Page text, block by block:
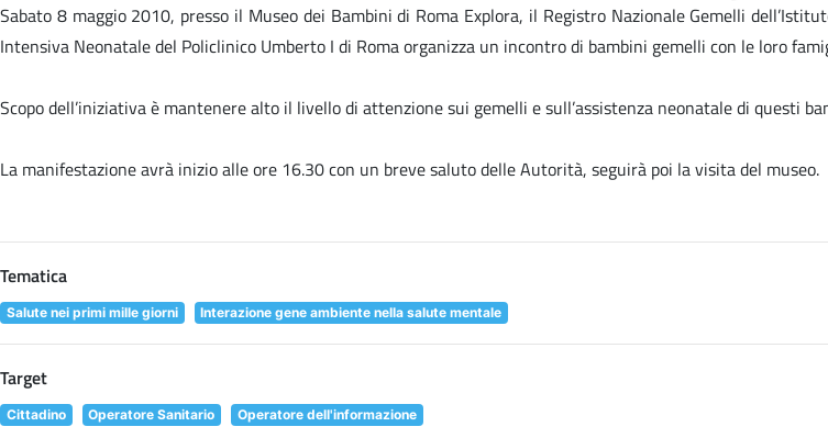
Sabato 8 maggio 2010, presso il Museo dei Bambini di Roma Explora, il Registro Nazionale Gemelli
Intensiva Neonatale del Policlinico Umberto I di Roma organizza un incontro di bambini gemelli con le loro
Scopo dell’iniziativa è mantenere alto il livello di attenzione sui gemelli e sull’assistenza neonatale di questi
La manifestazione avrà inizio alle ore 16.30 con un breve saluto delle Autorità, seguirà poi la visita del museo.
Tematica
Salute nei primi mille giorni Interazione gene ambiente nella salute mentale
Target
Cittadino Operatore Sanitario Operatore dell'informazione